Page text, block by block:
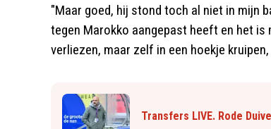
"Maar goed, hij stond toch al niet in mijn
tegen Marokko aangepast heeft en het is
verliezen, maar zelf in een hoekje kruipen,
Transfers LIVE. Rode